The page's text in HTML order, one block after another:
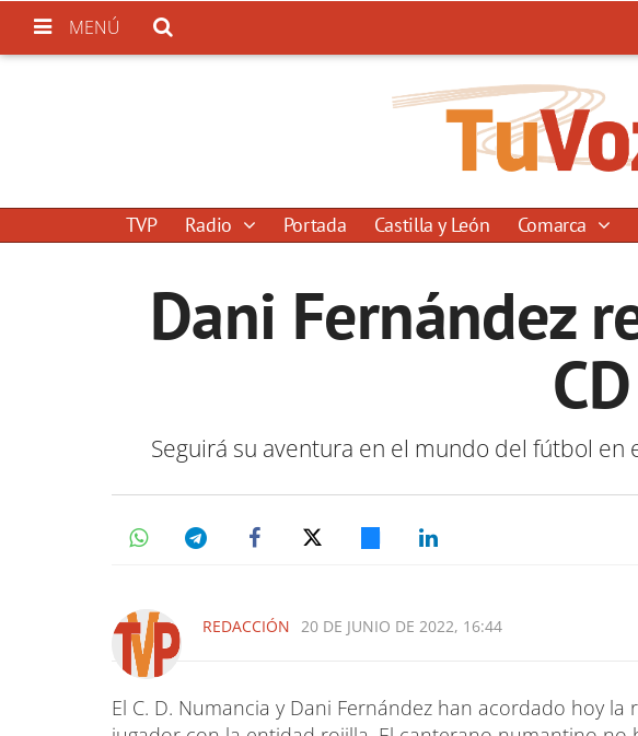
MENÚ
TVP Radio Portada Castilla y León Comarca
Dani Fernández
Seguirá su aventura en el mundo del fútbol
REDACCIÓN 20 DE JUNIO DE 2022, 16:44
El C. D. Numancia y Dani Fernández han acordado hoy